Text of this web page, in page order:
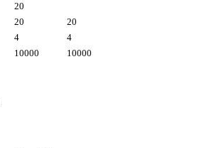
20
20
20
4
4
10000
10000